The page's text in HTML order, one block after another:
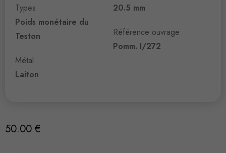
Types
Poids monétaire du
Teston
Métal
Laiton
20.5 mm
Référence ouvrage
Pomm. I/272
50.00 €